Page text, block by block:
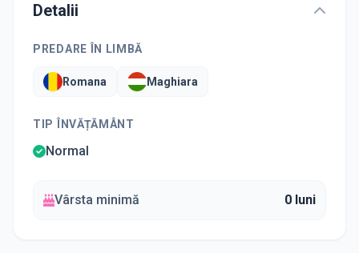
Detalii
PREDARE ÎN LIMBĂ
Romana Maghiara
TIP ÎNVĂȚĂMÂNT
Normal
Vârsta minimă 0 luni